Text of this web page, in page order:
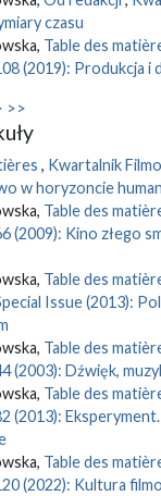
czasu
Table des
(2019): Produkcja i
>>
, Kwartalnik
w horyzoncie
Table des
(2009): Kino złego
Table des
Issue (2013):
Table des
(2003): Dźwięk,
Table des
(2013):
Table des
(2022): Kultura